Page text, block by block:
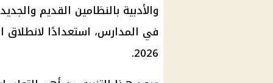
والأدبية بالنظامين القديم
2026.